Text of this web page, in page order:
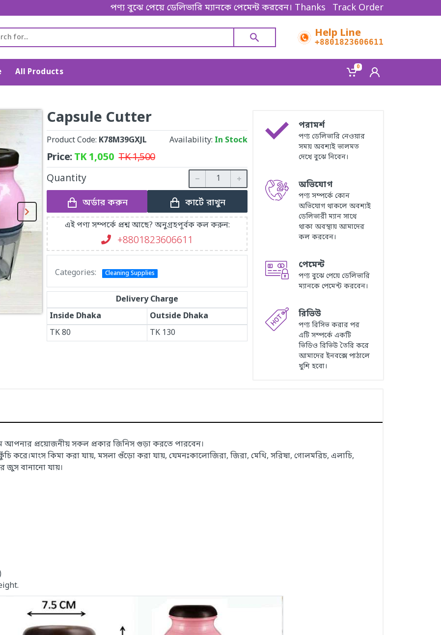
পণ্য বুঝে পেয়ে ডেলিভারি ম্যানকে পেমেন্ট করবেন। Thanks for shopping!Track Order
Help Line
+8801823606611
All Products
0
Capsule Cutter
Product Code: K78M39GXJL Availability: In Stock
Price:TK1,050 TK1,500
Quantity
অর্ডার করুন কার্টে রাখুন
এই পণ্য সম্পর্কে প্রশ্ন আছে? অনুগ্রহপূর্বক কল করুন:
+8801823606611
Categories: Cleaning Supplies
Delivery Charge
Inside Dhaka
Outside Dhaka
TK80 TK 130
পরামর্শ
পণ্য ডেলিভারি নেওয়ার
সময় অবশ্যই ভালমত
দেখে বুঝে নিবেন।
অভিযোগ
পণ্য সম্পর্কে কোন
অভিযোগ থাকলে অবশ্যই
ডেলিভারী ম্যান সাথে
থাকা অবস্থায় আমাদের
কল করবেন।
পেমেন্ট
পণ্য বুঝে পেয়ে ডেলিভারি
ম্যানকে পেমেন্ট করবেন।
রিভিউ
পণ্য রিসিভ করার পর
এটি সম্পর্কে একটি
ভিডিও রিভিউ তৈরি করে
আমাদের ইনবক্সে পাঠালে
খুশি হবো।
আপনার প্রয়োজনীয় সকল প্রকার জিনিস গুড়া করতে পারবেন।
করে।মাংস কিমা করা যায়, মসলা গুঁড়ো করা যায়, যেমনঃকালোজিরা, জিরা, মেথি, সরিষা, গোলমরিচ, এলাচি,
জুস বানানো যায়।